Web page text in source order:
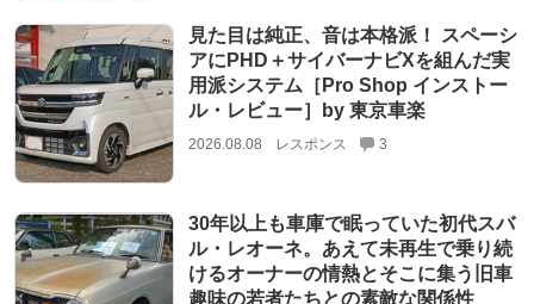
見た目は純正、音は本格派！ スペーシ
アにPHD＋サイバーナビXを組んだ実
用派システム［Pro Shop インストー
ル・レビュー］by 東京車楽
2026.08.08 レスポンス 3
30年以上も車庫で眠っていた初代スバ
ル・レオーネ。あえて未再生で乗り続
けるオーナーの情熱とそこに集う旧車
趣味の若者たちとの素敵な関係性